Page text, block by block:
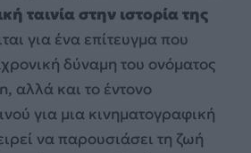
ταινία στην ιστορία της
για ένα επίτευγμα που
δύναμη του ονόματος
αλλά και το έντονο
για μια κινηματογραφική
να παρουσιάσει τη ζωή